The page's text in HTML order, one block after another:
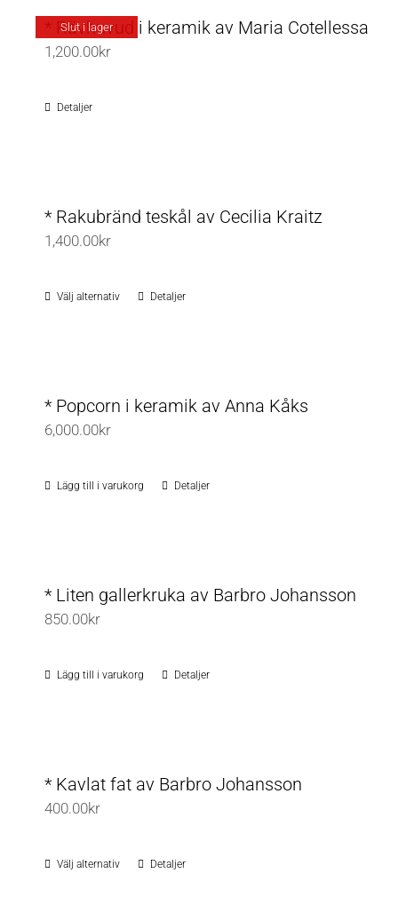
Slut i lager
* Rävhuvud i keramik av Maria Cotellessa
1,200.00kr
Detaljer
* Rakubränd teskål av Cecilia Kraitz
1,400.00kr
Välj alternativ
Den
flera
produktsidan
Detaljer
* Popcorn i keramik av Anna Kåks
6,000.00kr
Lägg till i varukorg Detaljer
* Liten gallerkruka av Barbro Johansson
850.00kr
Lägg till i varukorg Detaljer
* Kavlat fat av Barbro Johansson
400.00kr
Välj alternativ
DenDetaljer